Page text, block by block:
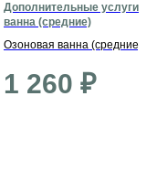
Дополнительные услуги /
ванна (средние)
Озоновая ванна (средние)
1 260 ₽